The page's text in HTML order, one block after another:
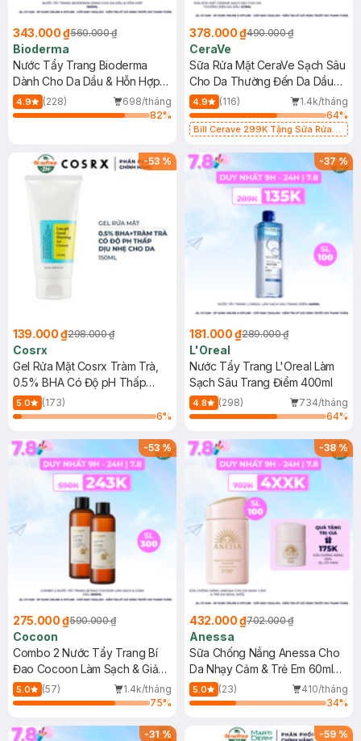
343.000 ₫560.000 ₫
Bioderma
Nước Tẩy Trang Bioderma
Dành Cho Da Dầu & Hỗn Hợp
500ml
4.9 (228)
698/tháng
82%
378.000 ₫490.000 ₫
CeraVe
Sữa Rửa Mặt CeraVe Sạch Sâu
Cho Da Thường Đến Da Dầu
473ml
4.9 (116)
1.4k/tháng
64%
Bill Cerave 299K Tặng Sữa Rửa
-53 %
139.000 ₫298.000 ₫
Cosrx
Gel Rửa Mặt Cosrx Tràm Trà,
0.5% BHA Có Độ pH Thấp
150ml
5.0
(173)
6%
-37%
181.000 ₫289.000 ₫
L'Oreal
Nước Tẩy Trang L'Oreal Làm
Sạch Sâu Trang Điểm 400ml
4.8 (298)
734/tháng
64%
-53%
275.000 ₫590.000 ₫
Cocoon
Combo 2 Nước Tẩy Trang Bí
Đao Cocoon Làm Sạch & Giảm
Dầu 500ml
5.0 (57)
1.4k/tháng
75%
-38%
432.000 ₫702.000 ₫
Anessa
Sữa Chống Nắng Anessa Cho
Da Nhạy Cảm & Trẻ Em 60ml
(Mới)
5.0 (23)
410/tháng
34%
-31% -59 %